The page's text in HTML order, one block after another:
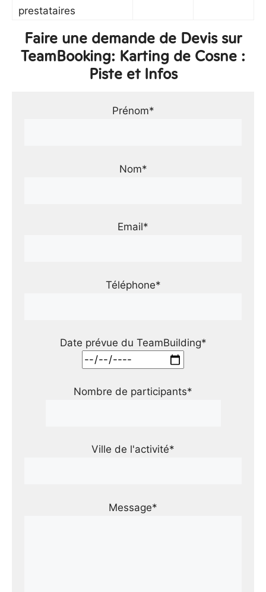
prestataires
Faire une demande de Devis sur
TeamBooking: Karting de Cosne :
Piste et Infos
Prénom*
Nom*
Email*
Téléphone*
Date prévue du TeamBuilding*
Nombre de participants*
Ville de l'activité*
Message*